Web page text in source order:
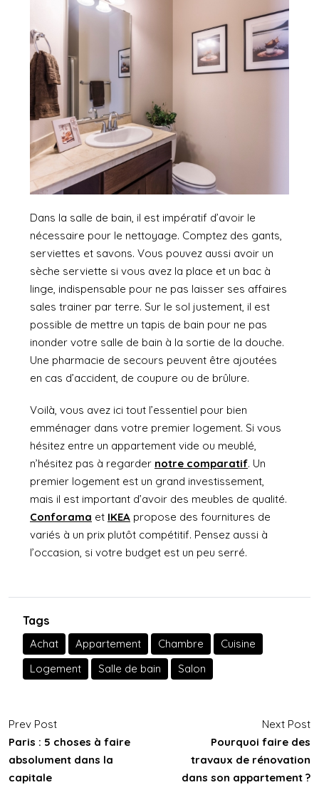
Dans la salle de bain, il est impératif d’avoir le
nécessaire pour le nettoyage. Comptez des gants,
serviettes et savons. Vous pouvez aussi avoir un
sèche serviette si vous avez la place et un bac à
linge, indispensable pour ne pas laisser ses affaires
sales trainer par terre. Sur le sol justement, il est
possible de mettre un tapis de bain pour ne pas
inonder votre salle de bain à la sortie de la douche.
Une pharmacie de secours peuvent être ajoutées
en cas d’accident, de coupure ou de brûlure.
Voilà, vous avez ici tout l’essentiel pour bien
emménager dans votre premier logement. Si vous
hésitez entre un appartement vide ou meublé,
n’hésitez pas à regarder notre comparatif. Un
premier logement est un grand investissement,
mais il est important d’avoir des meubles de qualité.
Conforama et IKEA propose des fournitures de
variés à un prix plutôt compétitif. Pensez aussi à
l’occasion, si votre budget est un peu serré.
Tags
Achat Appartement Chambre
Cuisine
Logement
Salle de bain Salon
Prev Post
Paris : 5 choses à faire
absolument dans la
capitale
Next Post
Pourquoi faire des
travaux de rénovation
dans son appartement ?